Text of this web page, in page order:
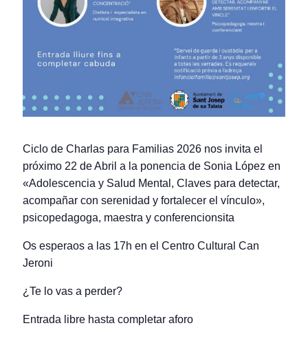
Ciclo de Charlas para Familias 2026 nos invita el
próximo 22 de Abril a la ponencia de Sonia López en
«Adolescencia y Salud Mental, Claves para detectar,
acompañar con serenidad y fortalecer el vínculo»,
psicopedagoga, maestra y conferencionsita
Os esperaos a las 17h en el Centro Cultural Can
Jeroni
¿Te lo vas a perder?
Entrada libre hasta completar aforo